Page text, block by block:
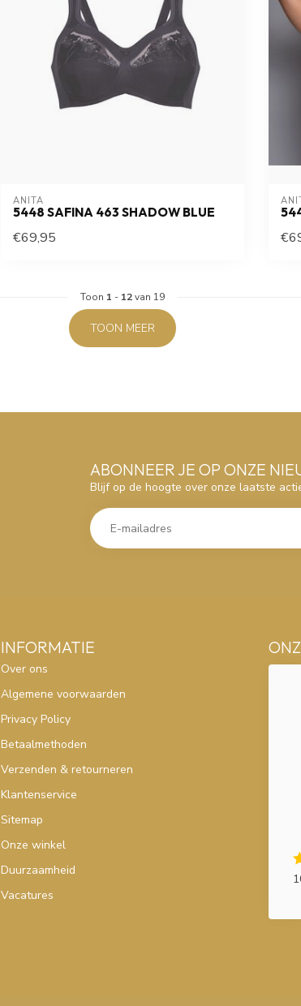
ANITA
5448 SAFINA 463 SHADOW BLUE
€69,95
Toon 1 - 12van 19
TOON MEER
ABONNEER JE OP ONZE
Blijf op de hoogte over onze laatste
INFORMATIE
Over ons
Algemene voorwaarden
Privacy Policy
Betaalmethoden
Verzenden & retourneren
Klantenservice
Sitemap
Onze winkel
Duurzaamheid
Vacatures